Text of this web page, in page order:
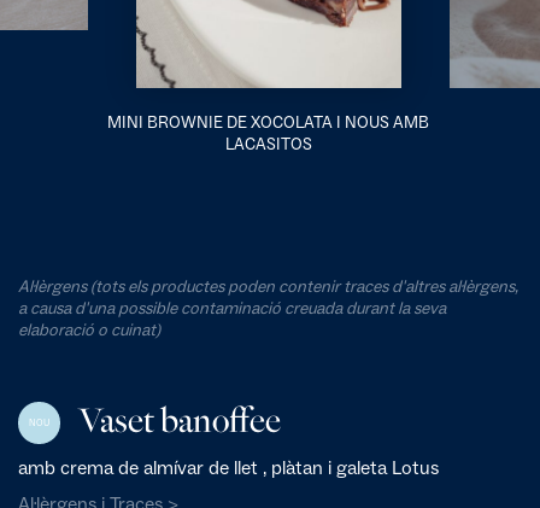
MINI BROWNIE DE XOCOLATA I NOUS AMB
LACASITOS
Al·lèrgens (tots els productes poden contenir traces d'altres al·lèrgens,
a causa d'una possible contaminació creuada durant la seva
elaboració o cuinat)
NOU Vaset banoffee
amb crema de almívar de llet , plàtan i galeta Lotus